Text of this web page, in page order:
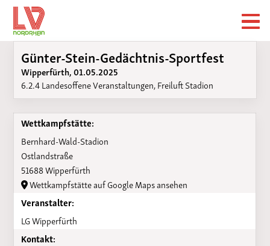
Günter-Stein-Gedächtnis-Sportfest
Wipperfürth, 01.05.2025
6.2.4 Landesoffene Veranstaltungen, Freiluft Stadion
Wettkampfstätte:
Bernhard-Wald-Stadion
Ostlandstraße
51688 Wipperfürth
Wettkampfstätte auf Google Maps ansehen
Veranstalter:
LG Wipperfürth
Kontakt: